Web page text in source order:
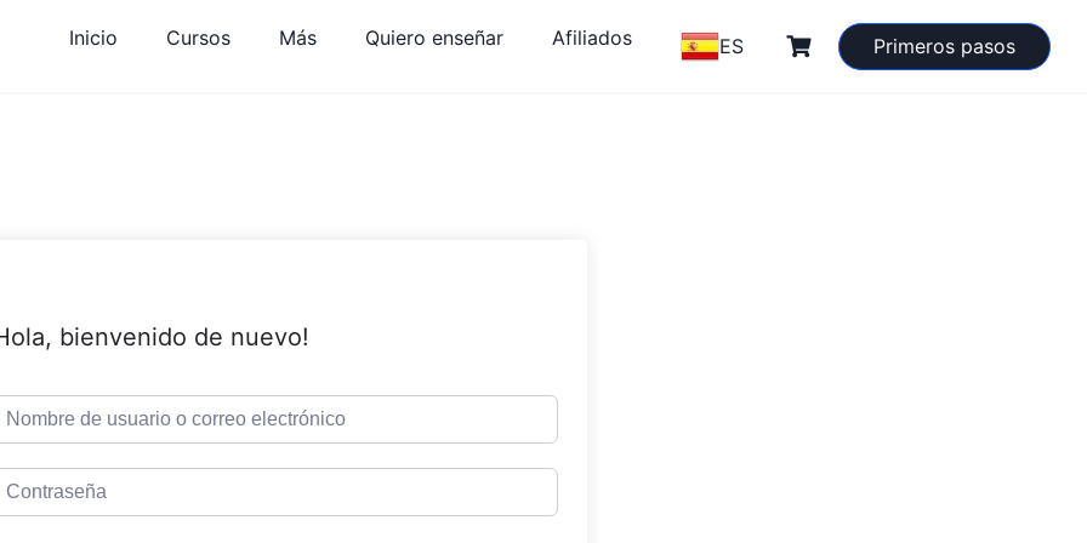
Inicio Cursos Más Quiero enseñar Afiliados ES Primeros pasos
bienvenido de nuevo!